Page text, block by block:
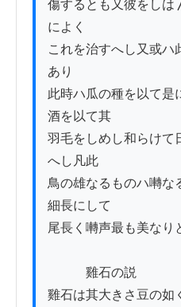
傷するとも又彼をしは
によく
これを治すへし又或ハ
あり
此時ハ瓜の種を以て是
酒を以て其
羽毛をしめし和らけて
へし凡此
鳥の雄なるものハ囀な
細長にして
尾長く囀声最も美なり
雞石の説
雞石は其大きさ豆の如